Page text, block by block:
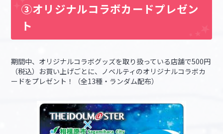
③オリジナルコラボカードプレゼン
ト
期間中、オリジナルコラボグッズを取り扱っている店舗で500円
（税込）お買い上げごとに、ノベルティのオリジナルコラボカ
ードをプレゼント！（全13種・ランダム配布）